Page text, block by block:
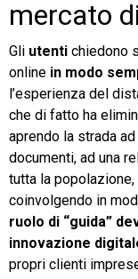
mercato
Gli utenti chiedono
online in modo
l’esperienza del
che di fatto ha
aprendo la strada
documenti, ad una
tutta la
coinvolgendo in
ruolo di “guida”
innovazione
propri clienti